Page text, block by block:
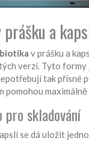
a
v prášku a
verzí. Tyto formy
tak přísné
pomohou
pro skladování
se dá uložit